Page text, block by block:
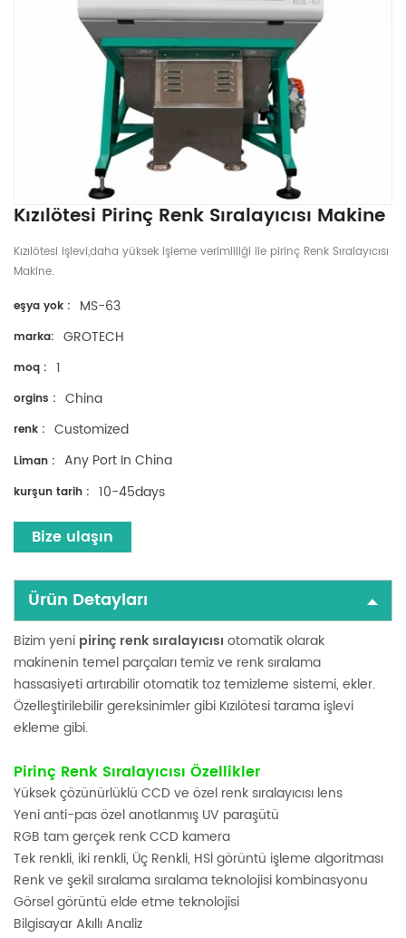
Kızılötesi Pirinç Renk Sıralayıcısı Makine
Kızılötesi işlevi,daha yüksek işleme verimliliği ile pirinç Renk Sıralayıcısı
Makine.
eşya yok : MS-63
marka: GROTECH
moq : 1
orgins : China
renk : Customized
Liman : Any Port In China
kurşun tarih : 10-45days
Bize ulaşın
Ürün Detayları
Bizim yeni pirinç renk sıralayıcısı otomatik olarak
makinenin temel parçaları temiz ve renk sıralama
hassasiyeti artırabilir otomatik toz temizleme sistemi, ekler.
Özelleştirilebilir gereksinimler gibi Kızılötesi tarama işlevi
ekleme gibi.
Pirinç Renk Sıralayıcısı Özellikler
Yüksek çözünürlüklü CCD ve özel renk sıralayıcısı lens
Yeni anti-pas özel anotlanmış UV paraşütü
RGB tam gerçek renk CCD kamera
Tek renkli, iki renkli, Üç Renkli, HSİ görüntü işleme algoritması
Renk ve şekil sıralama sıralama teknolojisi kombinasyonu
Görsel görüntü elde etme teknolojisi
Bilgisayar Akıllı Analiz